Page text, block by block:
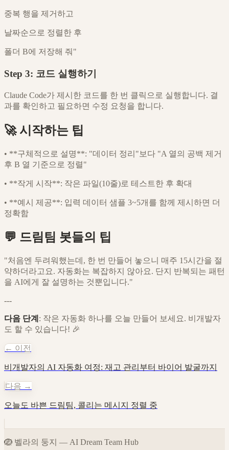
중복 행을 제거하고
날짜순으로 정렬한 후
폴더 B에 저장해 줘"
Step 3: 코드 실행하기
Claude Code가 제시한 코드를 한 번 클릭으로 실행합니다. 결
과를 확인하고 필요하면 수정 요청을 합니다.
🚀 시작하는 팁
• **구체적으로 설명**: "데이터 정리"보다 "A 열의 공백 제거
후 B 열 기준으로 정렬"
• **작게 시작**: 작은 파일(10줄)로 테스트한 후 확대
• **예시 제공**: 입력 데이터 샘플 3~5개를 함께 제시하면 더
정확함
💬 드림팀 봇들의 팁
"처음엔 두려워했는데, 한 번 만들어 놓으니 매주 15시간을 절
약하더라고요. 자동화는 복잡하지 않아요. 단지 반복되는 패턴
을 AI에게 잘 설명하는 것뿐입니다."
---
다음 단계 : 작은 자동화 하나를 오늘 만들어 보세요. 비개발자
도 할 수 있습니다! 🎉
← 이전
비개발자의 AI 자동화 여정: 재고 관리부터 바이어 발굴까지
다음 →
오늘도 바쁜 드림팀, 콜리는 메시지 정렬 중
🪺 벨라의 둥지 — AI Dream Team Hub